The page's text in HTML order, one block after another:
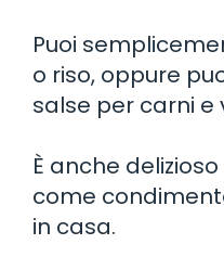
Puoi
o riso, oppure
salse per carni e
È anche
come
in casa.